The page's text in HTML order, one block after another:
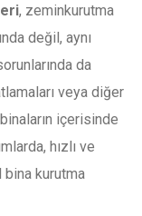
, zeminkurutma
değil, aynı
da
veya diğer
içerisinde
hızlı ve
kurutma